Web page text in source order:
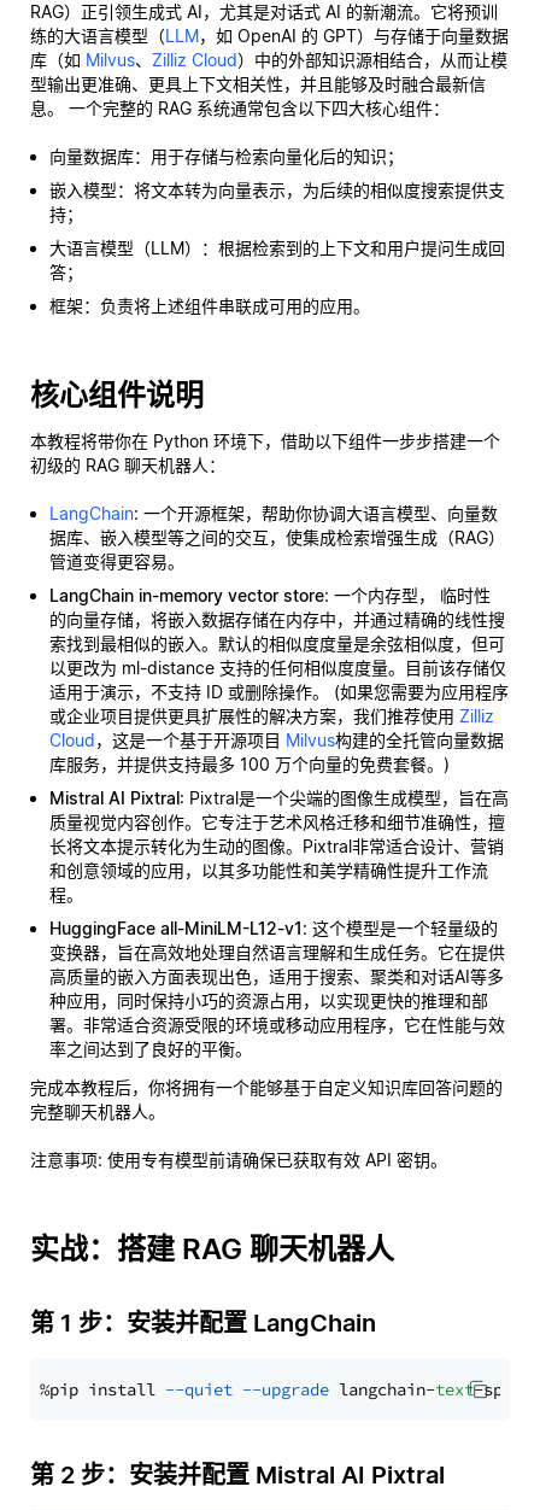
RAG）正引领生成式 AI，尤其是对话式 AI 的新潮流。它将预训
练的大语言模型（LLM，如 OpenAI 的 GPT）与存储于向量数据
库（如 Milvus、 Zilliz Cloud）中的外部知识源相结合，从而让模
型输出更准确、更具上下文相关性，并且能够及时融合最新信
息。 一个完整的 RAG 系统通常包含以下四大核心组件：
向量数据库：用于存储与检索向量化后的知识；
嵌入模型：将文本转为向量表示，为后续的相似度搜索提供支
持；
大语言模型（LLM）：根据检索到的上下文和用户提问生成回
答；
框架：负责将上述组件串联成可用的应用。
核心组件说明
本教程将带你在 Python 环境下，借助以下组件一步步搭建一个
初级的 RAG 聊天机器人：
LangChain: 一个开源框架，帮助你协调大语言模型、向量数
据库、嵌入模型等之间的交互，使集成检索增强生成（RAG）
管道变得更容易。
LangChain in-memory vector store: 一个内存型， 临时性
的向量存储，将嵌入数据存储在内存中，并通过精确的线性搜
索找到最相似的嵌入。默认的相似度度量是余弦相似度，但可
以更改为 ml-distance 支持的任何相似度度量。目前该存储仅
适用于演示，不支持 ID 或删除操作。 (如果您需要为应用程序
或企业项目提供更具扩展性的解决方案，我们推荐使用 Zilliz
Cloud，这是一个基于开源项目 Milvus构建的全托管向量数据
库服务，并提供支持最多 100 万个向量的免费套餐。)
Mistral AI Pixtral: Pixtral是一个尖端的图像生成模型，旨在高
质量视觉内容创作。它专注于艺术风格迁移和细节准确性，擅
长将文本提示转化为生动的图像。Pixtral非常适合设计、营销
和创意领域的应用，以其多功能性和美学精确性提升工作流
程。
HuggingFace all-MiniLM-L12-v1: 这个模型是一个轻量级的
变换器，旨在高效地处理自然语言理解和生成任务。它在提供
高质量的嵌入方面表现出色，适用于搜索、聚类和对话AI等多
种应用，同时保持小巧的资源占用，以实现更快的推理和部
署。非常适合资源受限的环境或移动应用程序，它在性能与效
率之间达到了良好的平衡。
完成本教程后，你将拥有一个能够基于自定义知识库回答问题的
完整聊天机器人。
注意事项: 使用专有模型前请确保已获取有效 API 密钥。
实战：搭建 RAG 聊天机器人
第 1 步：安装并配置 LangChain
%pip install --quiet --upgrade langchain-text
第 2 步：安装并配置 Mistral AI Pixtral